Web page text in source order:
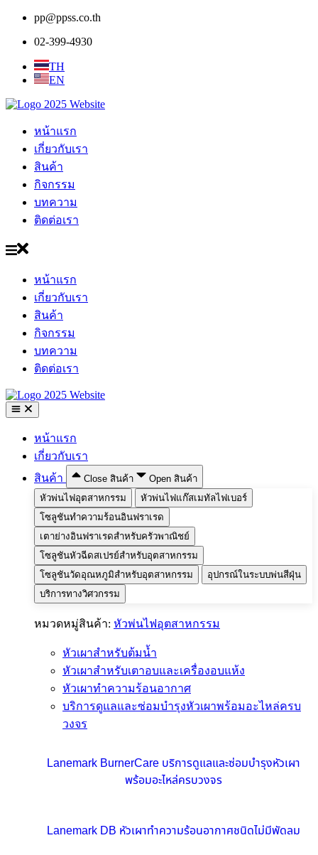
pp@ppss.co.th
02-399-4930
TH
EN
หน้าแรก
เกี่ยวกับเรา
สินค้า
กิจกรรม
บทความ
ติดต่อเรา
หน้าแรก
เกี่ยวกับเรา
สินค้า
กิจกรรม
บทความ
ติดต่อเรา
หน้าแรก
เกี่ยวกับเรา
สินค้า
Close สินค้า
Open สินค้า
หัวพ่นไฟอุตสาหกรรม
หัวพ่นไฟแก๊สเมทัลไฟเบอร์
โซลูชันทำความร้อนอินฟราเรด
เตาย่างอินฟราเรดสำหรับครัวพาณิชย์
โซลูชันหัวฉีดสเปรย์สำหรับอุตสาหกรรม
โซลูชันวัดอุณหภูมิสำหรับอุตสาหกรรม
อุปกรณ์ในระบบพ่นสีฝุ่น
บริการทางวิศวกรรม
หมวดหมู่สินค้า: หัวพ่นไฟอุตสาหกรรม
หัวเผาสำหรับต้มน้ำ
หัวเผาสำหรับเตาอบและเครื่องอบแห้ง
หัวเผาทำความร้อนอากาศ
บริการดูแลและซ่อมบำรุงหัวเผาพร้อมอะไหล่ครบ
วงจร
Lanemark BurnerCare บริการดูแลและซ่อมบำรุงหัวเผา
พร้อมอะไหล่ครบวงจร
Lanemark DB หัวเผาทำความร้อนอากาศชนิดไม่มีพัดลม
Lanemark
Lanemark